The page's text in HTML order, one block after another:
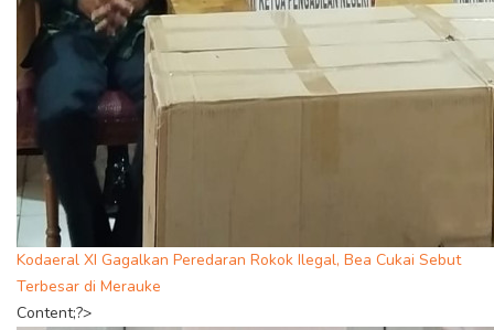
Kodaeral XI Gagalkan Peredaran Rokok Ilegal, Bea Cukai Sebut
Terbesar di Merauke
Content;?>